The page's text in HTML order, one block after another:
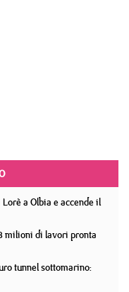
a Olbia e accende il
milioni di lavori pronta
tunnel sottomarino: